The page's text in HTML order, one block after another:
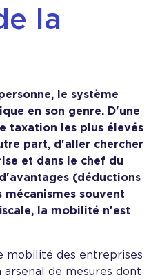
la
le système
en son genre. D'une
taxation les plus élevés
part, d'aller chercher
et dans le chef du
(déductions
souvent
la mobilité n'est
mobilité des entreprises
de mesures dont